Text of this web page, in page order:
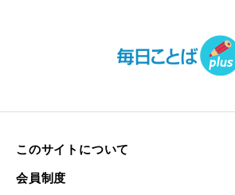
このサイトについて
会員制度